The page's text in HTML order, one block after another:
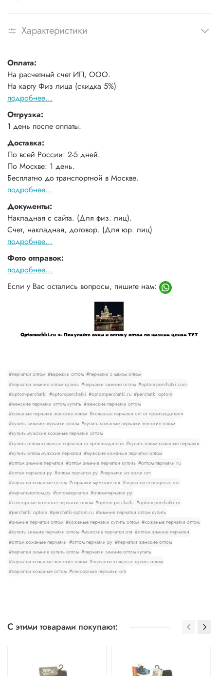
Характеристики
Оплата:
На расчетный счет ИП, ООО.
На карту Физ лица (скидка 5%)
подробнее...
Отгрузка:
1 день после оплаты.
Доставка:
По всей России: 2-5 дней.
По Москве: 1 день.
Бесплатно до транспортной в Москве.
подробнее...
Документы:
Накладная с сайта. (Для физ. лиц).
Счет, накладная, договор. (Для юр. лиц)
подробнее...
Фото отправок:
подробнее...
Если у Вас остались вопросы, пишите нам:
Optomochki.ru <-- Покупайте очки и оптику оптом по низким ценам ТУТ
#перчатки оптом #варежки оптом #перчатки с мехом оптом
#перчатки зимние оптом купить #перчатки зимние оптом #optom-perchatki.com
#optom-perchatki #optomperchatki #optomperchatki.ru #perchatki optom
#женские перчатки оптом купить #женские перчатки оптом
#кожаные перчатки женские оптом #кожаные перчатки опт от производителя
#купить зимние перчатки оптом #купить кожаные перчатки женские оптом
#купить мужские кожаные перчатки оптом
#купить оптом кожаные перчатки от производителя #купить оптом кожаные перчатки
#купить оптом мужские перчатки #мужские кожаные перчатки оптом
#оптом зимние перчатки #оптом зимние перчатки купить #оптом перчатки ru
#оптом перчатки ру #оптом перчатки.ру #перчатки из кожи опт
#перчатки кожаные оптом #перчатки мужские опт #перчатки сенсорные опт
#перчаткиоптом.ру #оптомперчатки #оптомперчатки ру
#сенсорные кожаные перчатки оптом #optom perchatki #optom-perchatki.ru
#perchatki optom #perchatki-optom.ru #зимние перчатки оптом купить
#зимние перчатки оптом #кожаные перчатки купить оптом #кожаные перчатки оптом
#купить зимние перчатки оптом #мужские перчатки опт #оптом зимние перчатки
#оптом кожаные перчатки #оптом перчатки ру #перчатки женские оптом
#перчатки зимние купить оптом #перчатки зимние оптом купить
#перчатки кожаные женские оптом #перчатки кожаные купить оптом
#перчатки кожаные оптом #сенсорные перчатки опт
С этими товарами покупают: